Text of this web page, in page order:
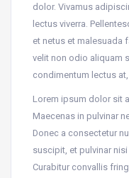
dolor. Vivamus
lectus viverra.
et netus et malesuada
velit non odio aliquam
condimentum lectus
Lorem ipsum dolor sit
Maecenas in pulvinar
Donec a consectetur
suscipit, et pulvinar
Curabitur convallis